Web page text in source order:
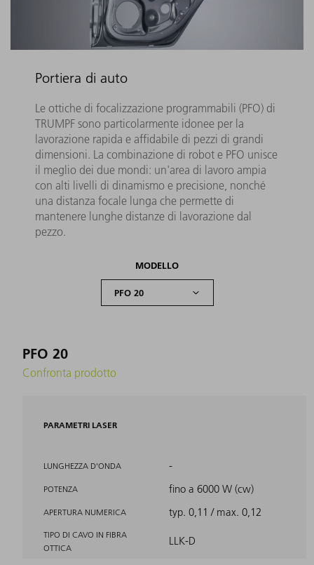
Portiera di auto
Le ottiche di focalizzazione programmabili (PFO) di
TRUMPF sono particolarmente idonee per la
lavorazione rapida e affidabile di pezzi di grandi
dimensioni. La combinazione di robot e PFO unisce
il meglio dei due mondi: un'area di lavoro ampia
con alti livelli di dinamismo e precisione, nonché
una distanza focale lunga che permette di
mantenere lunghe distanze di lavorazione dal
pezzo.
MODELLO
PFO 20
Confronta prodotto
PARAMETRI LASER
LUNGHEZZA D'ONDA -
POTENZA fino a 6000 W (cw)
APERTURA NUMERICA typ. 0,11 / max. 0,12
TIPO DI CAVO IN FIBRA
OTTICA
LLK-D